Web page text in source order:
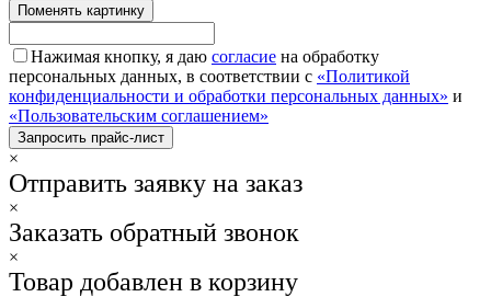
Поменять картинку
Нажимая кнопку, я даю согласие на обработку
персональных данных, в соответствии с «Политикой
конфиденциальности и обработки персональных данных» и
«Пользовательским соглашением»
×
Отправить заявку на заказ
×
Заказать обратный звонок
×
Товар добавлен в корзину